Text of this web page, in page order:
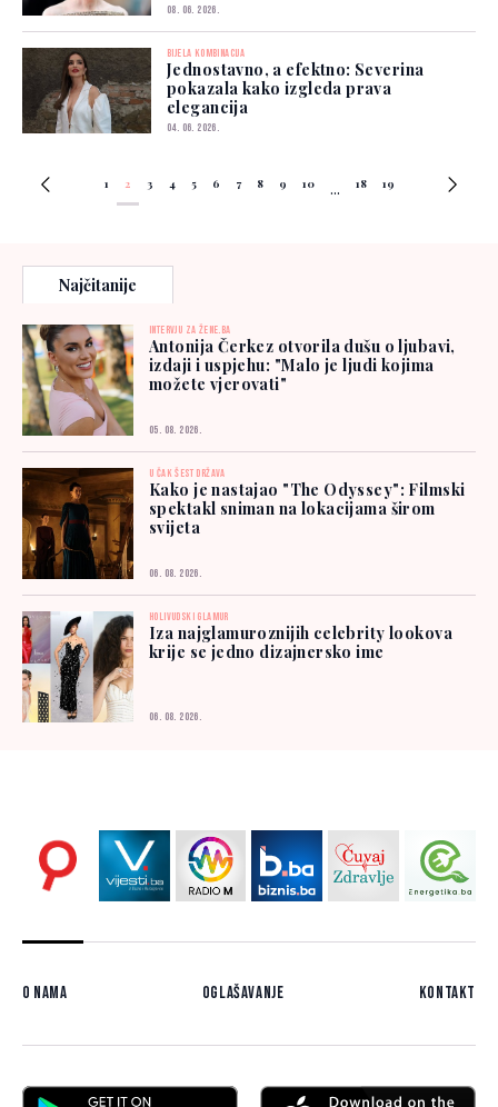
08. 06. 2026.
BIJELA KOMBINACIJA
Jednostavno, a efektno: Severina
pokazala kako izgleda prava
elegancija
04. 06. 2026.
1 2 3 4 5 6 7 8 9 10 ... 18 19
Najčitanije
INTERVJU ZA ŽENE.BA
Antonija Čerkez otvorila dušu o ljubavi,
izdaji i uspjehu: "Malo je ljudi kojima
možete vjerovati"
05. 08. 2026.
U ČAK ŠEST DRŽAVA
Kako je nastajao "The Odyssey": Filmski
spektakl sniman na lokacijama širom
svijeta
06. 08. 2026.
HOLIVUDSKI GLAMUR
Iza najglamuroznijih celebrity lookova
krije se jedno dizajnersko ime
06. 08. 2026.
O nama Oglašavanje Kontakt